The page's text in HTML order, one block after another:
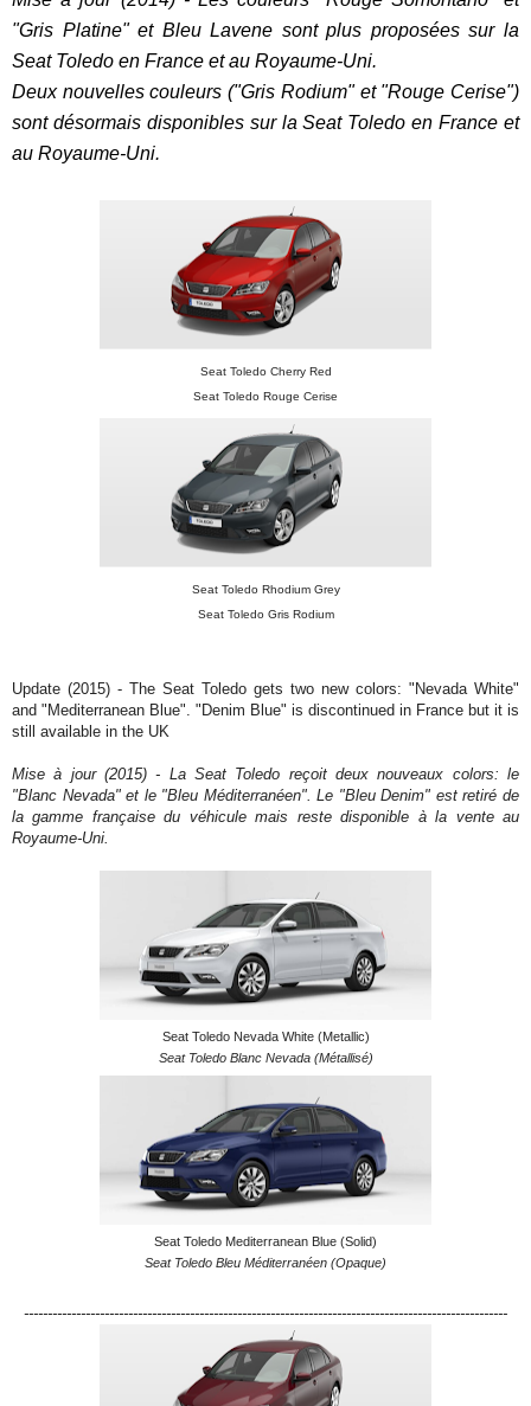
"Gris Platine" et Bleu Lavene sont plus proposées sur la
Seat Toledo en France et au Royaume-Uni.
Deux nouvelles couleurs ("Gris Rodium" et "Rouge Cerise")
sont désormais disponibles sur la Seat Toledo en France et
au Royaume-Uni.
Seat Toledo Cherry Red
Seat Toledo Rouge Cerise
Seat Toledo Rhodium Grey
Seat Toledo Gris Rodium
Update (2015) - The Seat Toledo gets two new colors: "Nevada White"
and "Mediterranean Blue". "Denim Blue" is discontinued in France but it is
still available in the UK
Mise à jour (2015) - La Seat Toledo reçoit deux nouveaux colors: le
"Blanc Nevada" et le "Bleu Méditerranéen". Le "Bleu Denim" est retiré de
la gamme française du véhicule mais reste disponible à la vente au
Royaume-Uni.
Seat Toledo Nevada White (Metallic)
Seat Toledo Blanc Nevada (Métallisé)
Seat Toledo Mediterranean Blue (Solid)
Seat Toledo Bleu Méditerranéen (Opaque)
------------------------------------------------------------------------------------------------------